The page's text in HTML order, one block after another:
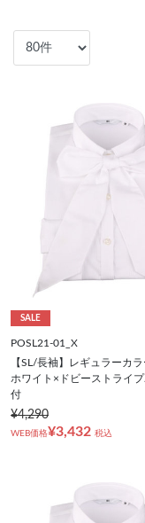
SALE
POSL21-01_X
【SL/長袖】レギュラーカ
ホワイト×ドビーストライ
付
¥4,290
WEB価格¥3,432 税込